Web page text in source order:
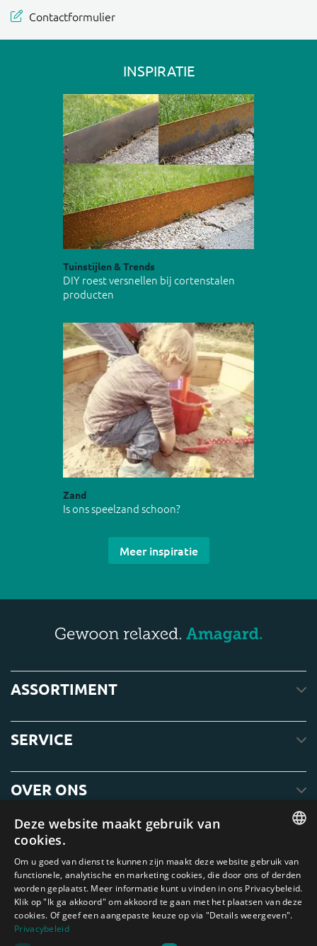
Contactformulier
INSPIRATIE
Tuinstijlen & Trends
DIY roest versnellen bij cortenstalen
producten
Zand
Is ons speelzand schoon?
Meer inspiratie
ASSORTIMENT
SERVICE
OVER ONS
DUTCH
GERMAN
Deze website maakt gebruik van
cookies.
Om u goed van dienst te kunnen zijn maakt deze website gebruik van
functionele, analytische en marketing cookies, die door ons of derden
worden geplaatst. Meer informatie kunt u vinden in ons Privacybeleid.
Klik op "Ik ga akkoord" om akkoord te gaan met het plaatsen van deze
cookies. Of geef een aangepaste keuze op via "Details weergeven".
Privacybeleid